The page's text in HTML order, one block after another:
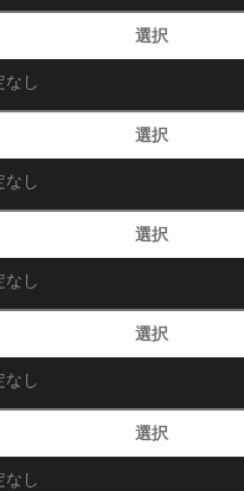
選択
なし
選択
なし
選択
なし
選択
なし
選択
なし